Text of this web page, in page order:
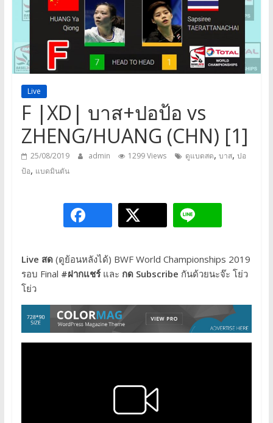
game,
my
life
Live
F |XD| บาส+ปอป้อ vs
ZHENG/HUANG (CHN) [1]
25/08/2019 admin 1299 Views ดูแบดสด, บาส, ปอ
ป้อ, แบดมินตัน
Live สด(ดูย้อนหลังได้) BWF World Championships 2019
รอบ Final #ฝากแชร์ และ กด Subscribe กันด้วยนะจ๊ะ โย่ว
โย่ว